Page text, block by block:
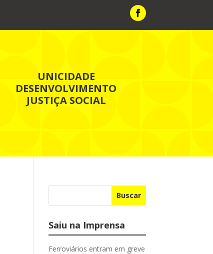
UNICIDADE
DESENVOLVIMENTO
JUSTIÇA SOCIAL
Buscar
Saiu na Imprensa
Ferroviários entram em greve